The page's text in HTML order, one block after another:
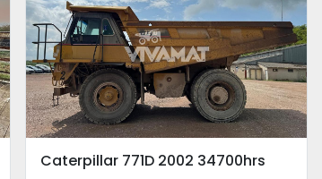
Caterpillar 771D 2002 34700hrs